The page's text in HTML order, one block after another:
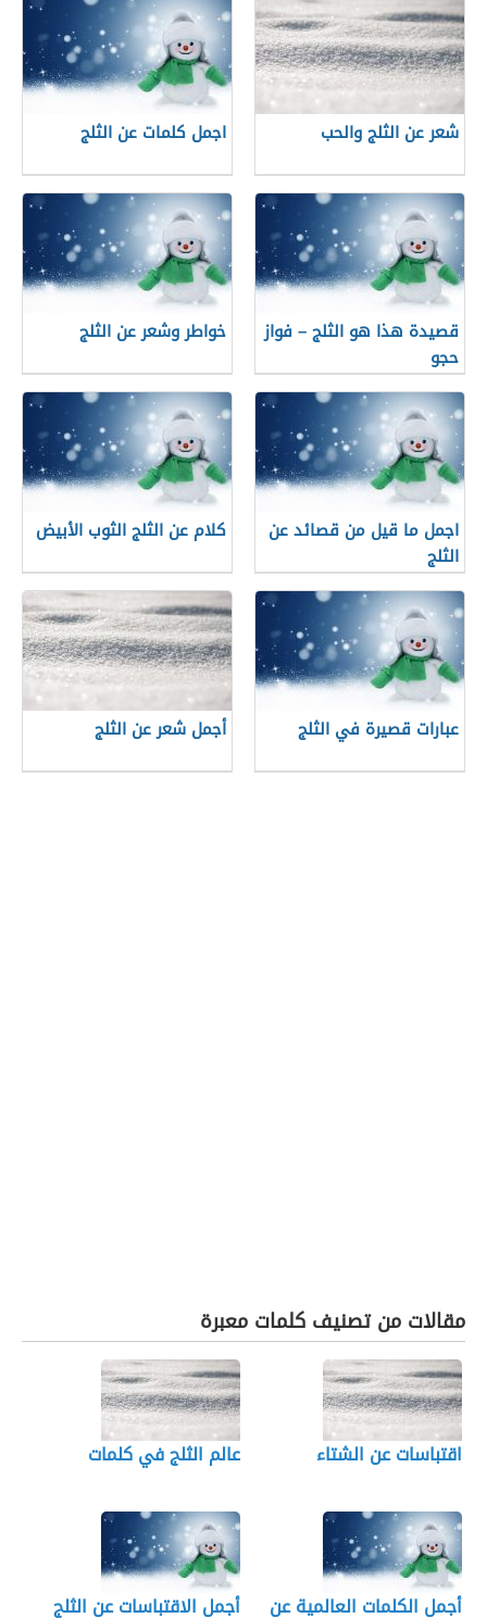
شعر عن الثلج والحب اجمل كلمات عن الثلج
قصيدة هذا هو الثلج – فواز
حجو
خواطر وشعر عن الثلج
اجمل ما قيل من قصائد عن
الثلج
كلام عن الثلج الثوب الأبيض
عبارات قصيرة في الثلج أجمل شعر عن الثلج
مقالات من تصنيف كلمات معبرة
اقتباسات عن الشتاء عالم الثلج في كلمات
أجمل الكلمات العالمية عن
أجمل الاقتباسات عن الثلج